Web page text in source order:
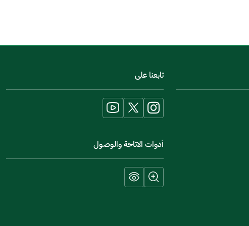
اخبرنا عن تجربتك في هذه الخدمة
تابعنا على
أدوات الاتاحة والوصول